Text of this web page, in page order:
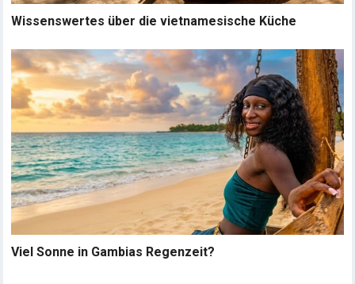
Wissenswertes über die vietnamesische Küche
Viel Sonne in Gambias Regenzeit?